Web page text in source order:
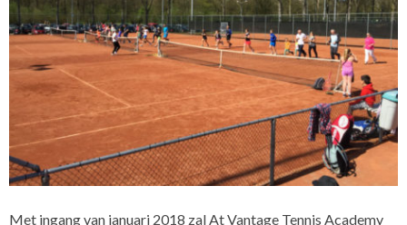
Met ingang van januari 2018 zal At Vantage Tennis Academy